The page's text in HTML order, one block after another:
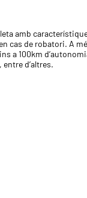
amb
cas de robatori. A
a 100km
entre d’altres.